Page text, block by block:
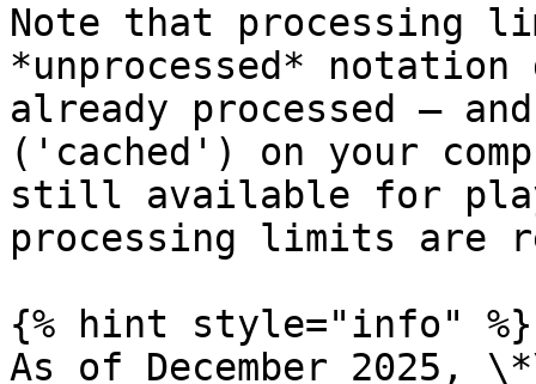
Note that processing
*unprocessed*
already processed –
('cached') on your
still available for
processing limits are
{% hint style="info" %}
As of December